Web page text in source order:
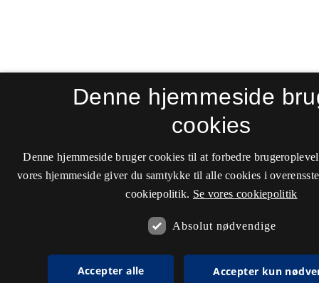
Denne hjemmeside
cookies
Denne hjemmeside bruger cookies til at forbedre
vores hjemmeside giver du samtykke til alle cookies i
cookiepolitik. Se vores cookiepolitik
Absolut nødvendige
Accepter alle Accepter kun